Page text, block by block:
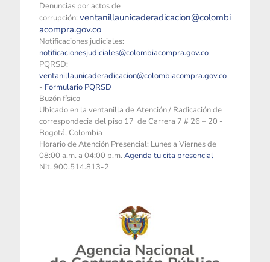
Denuncias por actos de
corrupción: ventanillaunicaderadicacion@colombi
acompra.gov.co
Notificaciones judiciales:
notificacionesjudiciales@colombiacompra.gov.co
PQRSD:
ventanillaunicaderadicacion@colombiacompra.gov.co
- Formulario PQRSD
Buzón físico
Ubicado en la ventanilla de Atención / Radicación de
correspondecia del piso 17 de Carrera 7 # 26 – 20 -
Bogotá, Colombia
Horario de Atención Presencial: Lunes a Viernes de
08:00 a.m. a 04:00 p.m. Agenda tu cita presencial
Nit. 900.514.813-2